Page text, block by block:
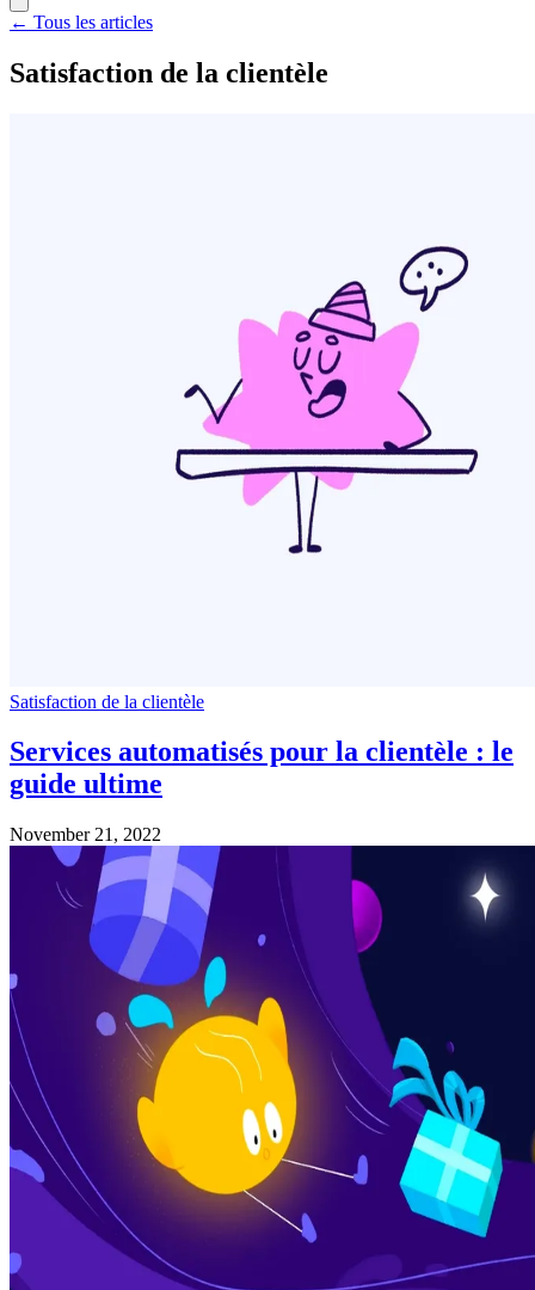
← Tous les articles
Satisfaction de la clientèle
Satisfaction de la clientèle
Services automatisés pour la clientèle : le
guide ultime
November 21, 2022